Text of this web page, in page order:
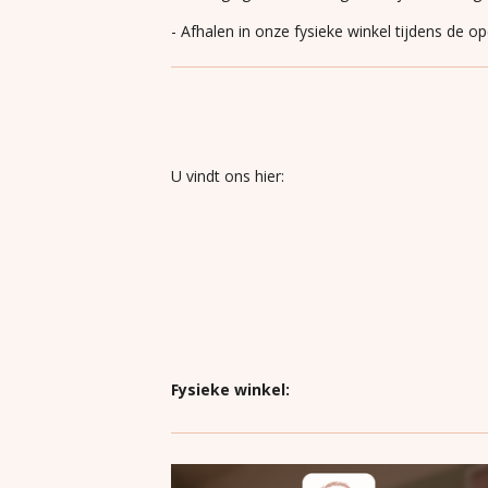
- Afhalen in onze fysieke winkel tijdens de
U vindt ons hier:
Fysieke winkel: